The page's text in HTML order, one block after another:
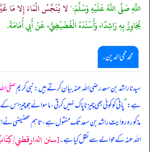
اللَّهِ صَلَّى اللَّهُ عَلَيْهِ وَسَلَّمَ:"لا يُنَجِّسُ الْمَاءَ إِلا مَا
يُجَاوِزْ بِهِ رَاشِدًا، وَأَسْنَدَهُ الْغُضَيْضِيُّ، عَنْ أَبِي أُمَامَةَ.
محمد محی الدین .
سیدنا راشد بن سعد رضی اللہ عنہ بیان کرتے ہیں: نبی کریمصلی
ہے:”پانی کو کوئی بھی چیز ناپاک نہیں کرتی، ماسوائے جو چیز اس
مذکورہ روایت راشد بن سعد تک منقول ہے، تاہم عضیضی نے
اللہ عنہ کے حوالے سے نقل کیا ہے۔[سنن الدارقطني/